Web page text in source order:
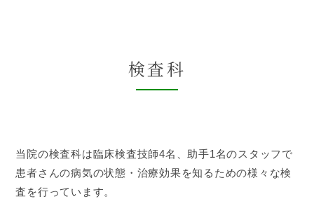
検査科
当院の検査科は臨床検査技師4名、助手1名のスタッフで
患者さんの病気の状態・治療効果を知るための様々な検
査を行っています。